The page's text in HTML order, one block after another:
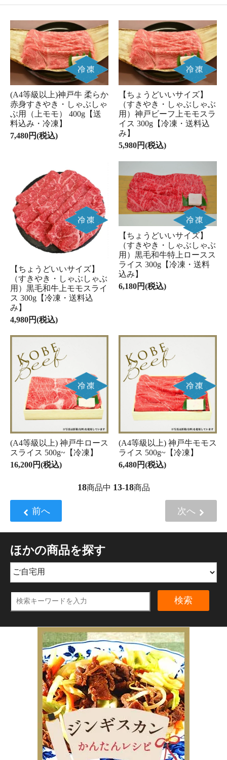
(A4等級以上)神戸牛 柔らか
赤身すきやき・しゃぶしゃ
ぶ用（上モモ） 400g【送
料込み・冷凍】
7,480円(税込)
【ちょうどいいサイズ】
（すきやき・しゃぶしゃぶ
用）神戸ビーフ上モモスラ
イス 300g【冷凍・送料込
み】
5,980円(税込)
【ちょうどいいサイズ】
（すきやき・しゃぶしゃぶ
用）黒毛和牛上モモスライ
ス 300g【冷凍・送料込
み】
4,980円(税込)
【ちょうどいいサイズ】
（すきやき・しゃぶしゃぶ
用）黒毛和牛特上ロースス
ライス 300g【冷凍・送料
込み】
6,180円(税込)
(A4等級以上) 神戸牛ロース
スライス 500g~【冷凍】
16,200円(税込)
(A4等級以上) 神戸牛モモス
ライス 500g~【冷凍】
6,480円(税込)
18商品中 13-18商品
前へ 次へ
ほかの商品を探す
検索